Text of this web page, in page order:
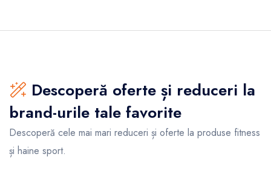
Descoperă oferte și reduceri la
brand-urile tale favorite
Descoperă cele mai mari reduceri și oferte la produse fitness
și haine sport.